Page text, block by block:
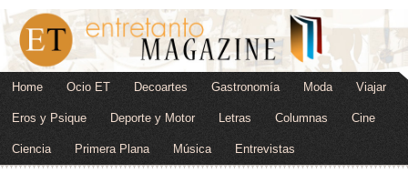
Home Ocio ET Decoartes Gastronomía Moda Viajar
Eros y Psique Deporte y Motor Letras Columnas Cine
Ciencia Primera Plana Música Entrevistas